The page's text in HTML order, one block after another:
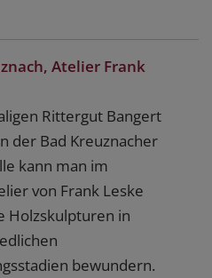
Atelier Frank
Rittergut Bangert
der Bad Kreuznacher
kann man im
von Frank Leske
Holzskulpturen in
bewundern.